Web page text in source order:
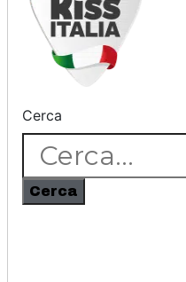
Cerca
Cerca